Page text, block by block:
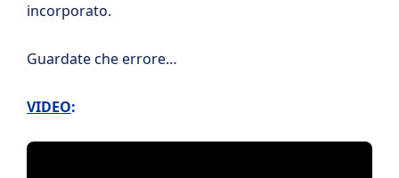
incorporato.
Guardate che errore…
VIDEO: